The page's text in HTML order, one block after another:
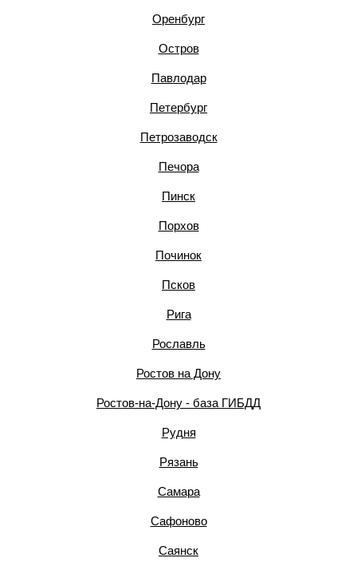
Оренбург
Остров
Павлодар
Петербург
Петрозаводск
Печора
Пинск
Порхов
Починок
Псков
Рига
Рославль
Ростов на Дону
Ростов-на-Дону - база ГИБДД
Рудня
Рязань
Самара
Сафоново
Саянск